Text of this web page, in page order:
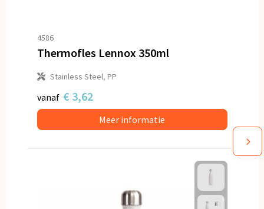
4586
Thermofles Lennox 350ml
Stainless Steel, PP
vanaf € 3,62
Meer informatie